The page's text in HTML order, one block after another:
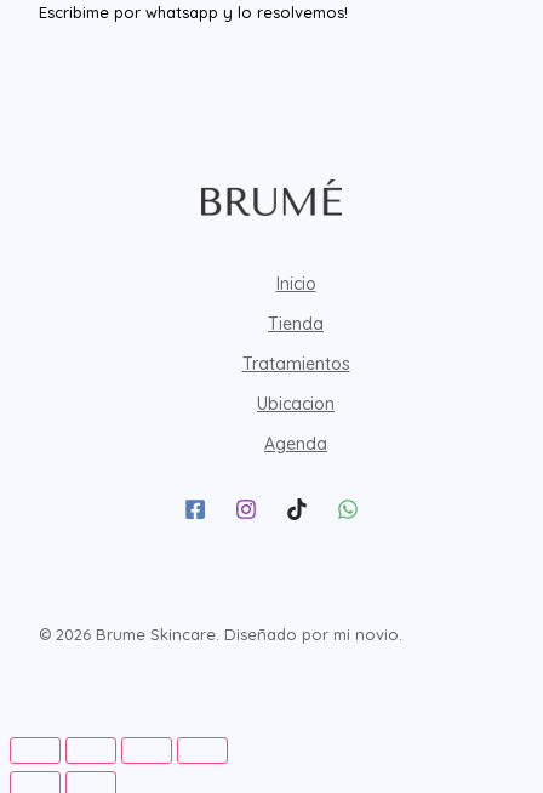
Escribime por whatsapp y lo resolvemos!​
Inicio
Tienda
Tratamientos
Ubicacion
Agenda
© 2026 Brume Skincare. Diseñado por mi novio.